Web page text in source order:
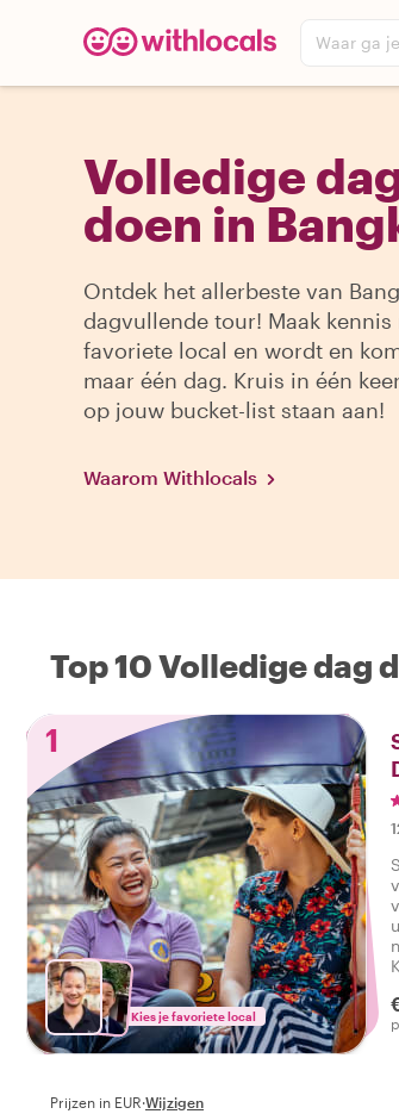
Waar ga
Volledige
doen in
Ontdek het allerbeste van
dagvullende tour! Maak kennis
favoriete local en wordt en
maar één dag. Kruis in één
op jouw bucket-list staan aan!
Waarom Withlocals
Top 10 Volledige dag
1
Kies je favoriete local
Prijzen in EUR·Wijzigen